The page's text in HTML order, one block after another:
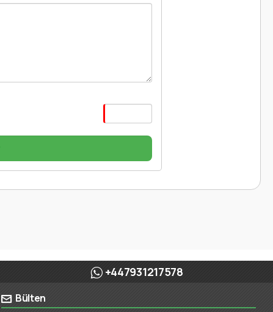
+447931217578
Bülten